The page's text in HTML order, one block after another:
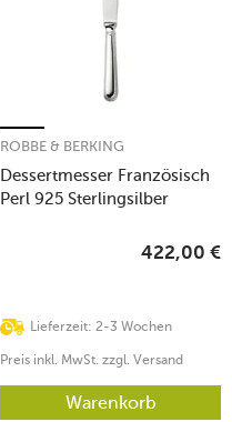
Dessertmesser Französisch
Perl 925 Sterlingsilber
ROBBE & BERKING
Lieferzeit: 2-3 Wochen
422,00 €
Preis inkl. MwSt. zzgl. Versand
Warenkorb